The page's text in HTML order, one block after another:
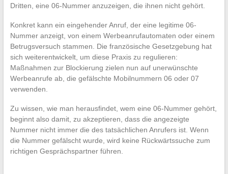
Dritten, eine 06-Nummer anzuzeigen, die ihnen nicht gehört.
Konkret kann ein eingehender Anruf, der eine legitime 06-
Nummer anzeigt, von einem Werbeanrufautomaten oder einem
Betrugsversuch stammen. Die französische Gesetzgebung hat
sich weiterentwickelt, um diese Praxis zu regulieren:
Maßnahmen zur Blockierung zielen nun auf unerwünschte
Werbeanrufe ab, die gefälschte Mobilnummern 06 oder 07
verwenden.
Zu wissen, wie man herausfindet, wem eine 06-Nummer gehört,
beginnt also damit, zu akzeptieren, dass die angezeigte
Nummer nicht immer die des tatsächlichen Anrufers ist. Wenn
die Nummer gefälscht wurde, wird keine Rückwärtssuche zum
richtigen Gesprächspartner führen.